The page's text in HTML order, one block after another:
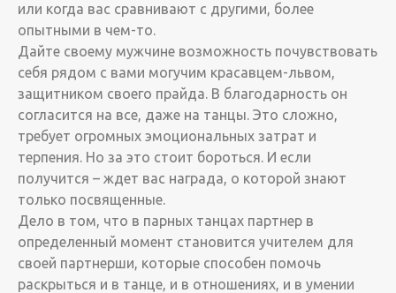
или когда вас сравнивают с другими, более
опытными в чем-то.
Дайте своему мужчине возможность почувствовать
себя рядом с вами могучим красавцем-львом,
защитником своего прайда. В благодарность он
согласится на все, даже на танцы. Это сложно,
требует огромных эмоциональных затрат и
терпения. Но за это стоит бороться. И если
получится – ждет вас награда, о которой знают
только посвященные.
Дело в том, что в парных танцах партнер в
определенный момент становится учителем для
своей партнерши, которые способен помочь
раскрыться и в танце, и в отношениях, и в умении